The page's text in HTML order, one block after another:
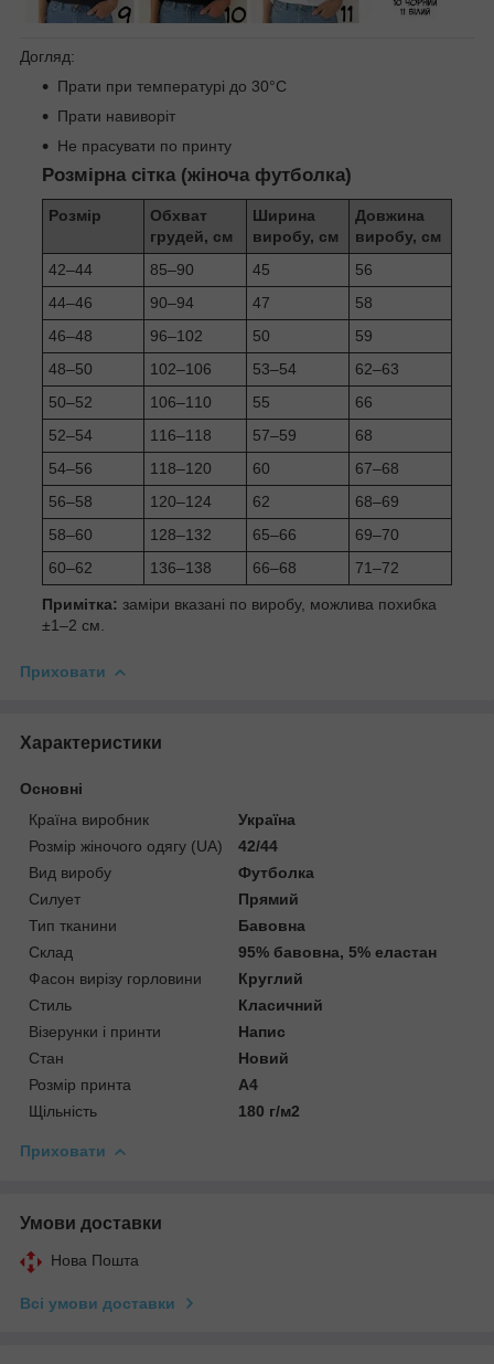
Догляд:
Прати при температурі до 30°C
Прати навиворіт
Не прасувати по принту
Розмірна сітка (жіноча футболка)
Розмір
Обхват
грудей, см
Ширина
виробу, см
Довжина
виробу, см
42–44
85–90 45
56
44–46
90–94 47
58
46–48
96–102 50
59
48–50
102–106 53–54
62–63
50–52
106–110 55
66
52–54
116–118 57–59
68
54–56
118–120 60
67–68
56–58
120–124 62
68–69
58–60
128–132 65–66
69–70
60–62
136–138 66–68 71–72
Примітка: заміри вказані по виробу, можлива похибка
±1–2 см.
Приховати
Характеристики
Основні
Країна виробник
Україна
Розмір жіночого одягу (UA)
42/44
Вид виробу
Футболка
Силует
Прямий
Тип тканини
Бавовна
Склад
95% бавовна, 5% еластан
Фасон вирізу горловини
Круглий
Стиль
Класичний
Візерунки і принти
Напис
Стан
Новий
Розмір принта
А4
Щільність
180 г/м2
Приховати
Умови доставки
Нова Пошта
Всі умови доставки